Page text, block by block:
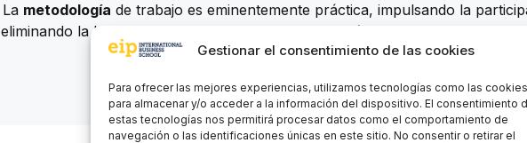
Gestionar el consentimiento de las cookies
Para ofrecer las mejores experiencias, utilizamos tecnologías como las cookies
para almacenar y/o acceder a la información del dispositivo. El consentimiento
estas tecnologías nos permitirá procesar datos como el comportamiento de
navegación o las identificaciones únicas en este sitio. No consentir o retirar el
La metodología de trabajo es eminentemente práctica, impulsando la
eliminando la barrera de la distancia. Un formato didáctico que el alumnado
cualquier actividad paralela.